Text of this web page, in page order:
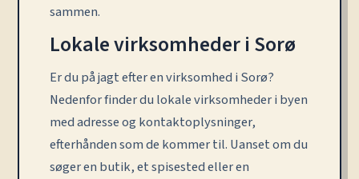
sammen.
Lokale virksomheder i Sorø
Er du på jagt efter en virksomhed i Sorø?
Nedenfor finder du lokale virksomheder i byen
med adresse og kontaktoplysninger,
efterhånden som de kommer til. Uanset om du
søger en butik, et spisested eller en